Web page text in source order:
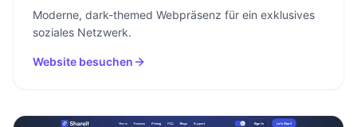
Moderne, dark-themed Webpräsenz für ein exklusives
soziales Netzwerk.
Website besuchen